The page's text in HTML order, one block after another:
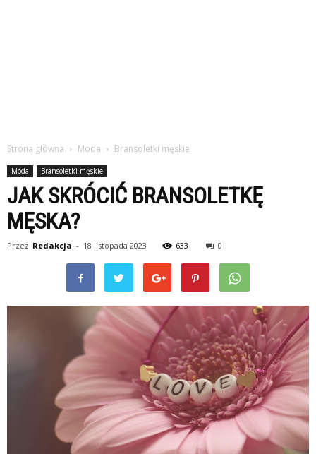
Strona główna Moda Bransoletki męskie
Moda Bransoletki męskie
JAK SKRÓCIĆ BRANSOLETKĘ
MĘSKA?
Przez Redakcja - 18 listopada 2023 633 0